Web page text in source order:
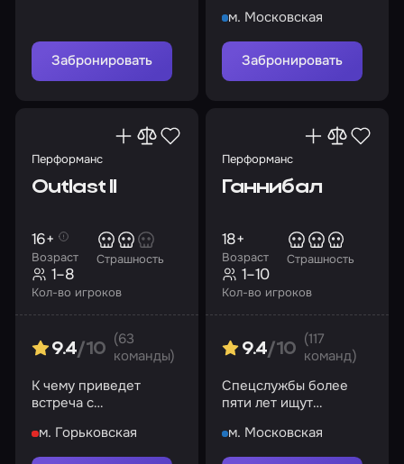
Забронировать
все тайны, связанные
с этим местом
м. Московская
Забронировать
Перформанс
Outlast II
Возраст
16+
Страшность
Кол-во игроков
1–8
9.4/10
(63
команды)
К чему приведет
встреча с
пастором?
м. Горьковская
Перформанс
Ганнибал
Возраст
18+
Страшность
Кол-во игроков
1–10
9.4/10
(117
команд)
Спецслужбы более
пяти лет ищут
все попытки обречены
на провал…
м. Московская